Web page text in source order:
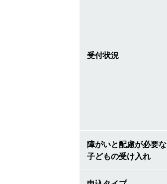
受付状況
障がいと配慮が必要な
子どもの受け入れ